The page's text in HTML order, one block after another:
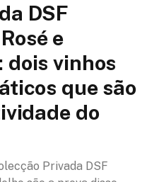
DSF
e
dois vinhos
que são
do
Privada DSF